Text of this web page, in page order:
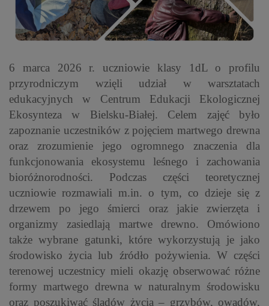
6 marca 2026 r. uczniowie klasy 1dL o profilu
przyrodniczym wzięli udział w warsztatach
edukacyjnych w Centrum Edukacji Ekologicznej
Ekosynteza w Bielsku-Białej. Celem zajęć było
zapoznanie uczestników z pojęciem martwego drewna
oraz zrozumienie jego ogromnego znaczenia dla
funkcjonowania ekosystemu leśnego i zachowania
bioróżnorodności. Podczas części teoretycznej
uczniowie rozmawiali m.in. o tym, co dzieje się z
drzewem po jego śmierci oraz jakie zwierzęta i
organizmy zasiedlają martwe drewno. Omówiono
także wybrane gatunki, które wykorzystują je jako
środowisko życia lub źródło pożywienia. W części
terenowej uczestnicy mieli okazję obserwować różne
formy martwego drewna w naturalnym środowisku
oraz poszukiwać śladów życia – grzybów, owadów,